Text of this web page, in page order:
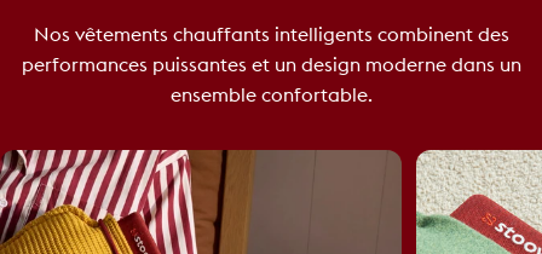
Nos vêtements chauffants intelligents combinent des
performances puissantes et un design moderne dans un
ensemble confortable.